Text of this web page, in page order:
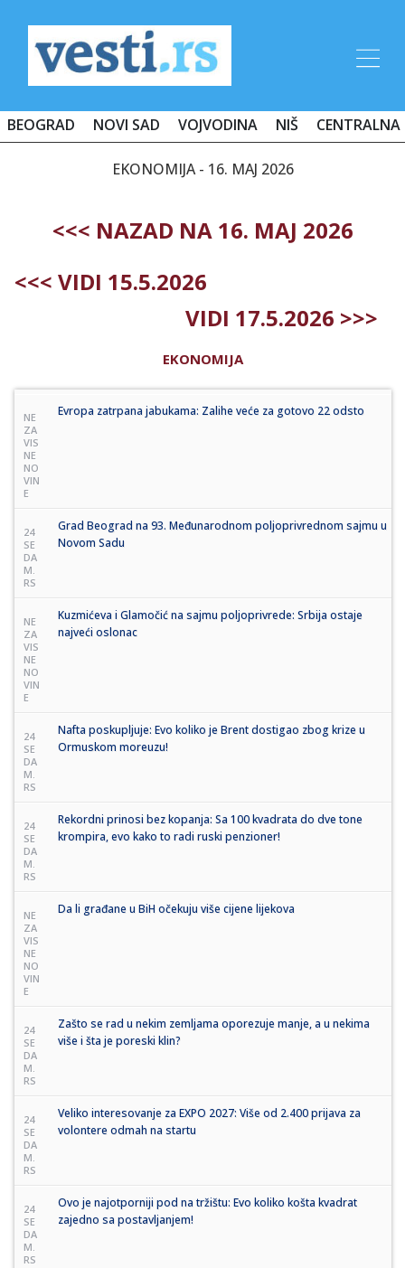
BEOGRAD NOVI SAD VOJVODINA NIŠ CENTRALNA
EKONOMIJA - 16. MAJ 2026
<<< NAZAD NA 16. MAJ 2026
<<< VIDI 15.5.2026
VIDI 17.5.2026 >>>
EKONOMIJA
NE
ZA
VIS
NE
NO
VIN
E
Evropa zatrpana jabukama: Zalihe veće za gotovo 22 odsto
24
SE
DA
M.
RS
Grad Beograd na 93. Međunarodnom poljoprivrednom sajmu u
Novom Sadu
NE
ZA
VIS
NE
NO
VIN
E
Kuzmićeva i Glamočić na sajmu poljoprivrede: Srbija ostaje
najveći oslonac
24
SE
DA
M.
RS
Nafta poskupljuje: Evo koliko je Brent dostigao zbog krize u
Ormuskom moreuzu!
24
SE
DA
M.
RS
Rekordni prinosi bez kopanja: Sa 100 kvadrata do dve tone
krompira, evo kako to radi ruski penzioner!
NE
ZA
VIS
NE
NO
VIN
E
Da li građane u BiH očekuju više cijene lijekova
24
SE
DA
M.
RS
Zašto se rad u nekim zemljama oporezuje manje, a u nekima
više i šta je poreski klin?
24
SE
DA
M.
RS
Veliko interesovanje za EXPO 2027: Više od 2.400 prijava za
volontere odmah na startu
24
SE
DA
M.
RS
Ovo je najotporniji pod na tržištu: Evo koliko košta kvadrat
zajedno sa postavljanjem!